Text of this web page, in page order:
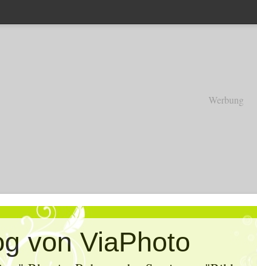
Werbung
von ViaPhoto